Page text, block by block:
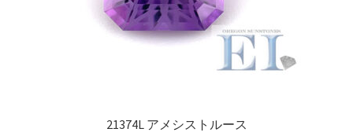
21374L アメシストルース